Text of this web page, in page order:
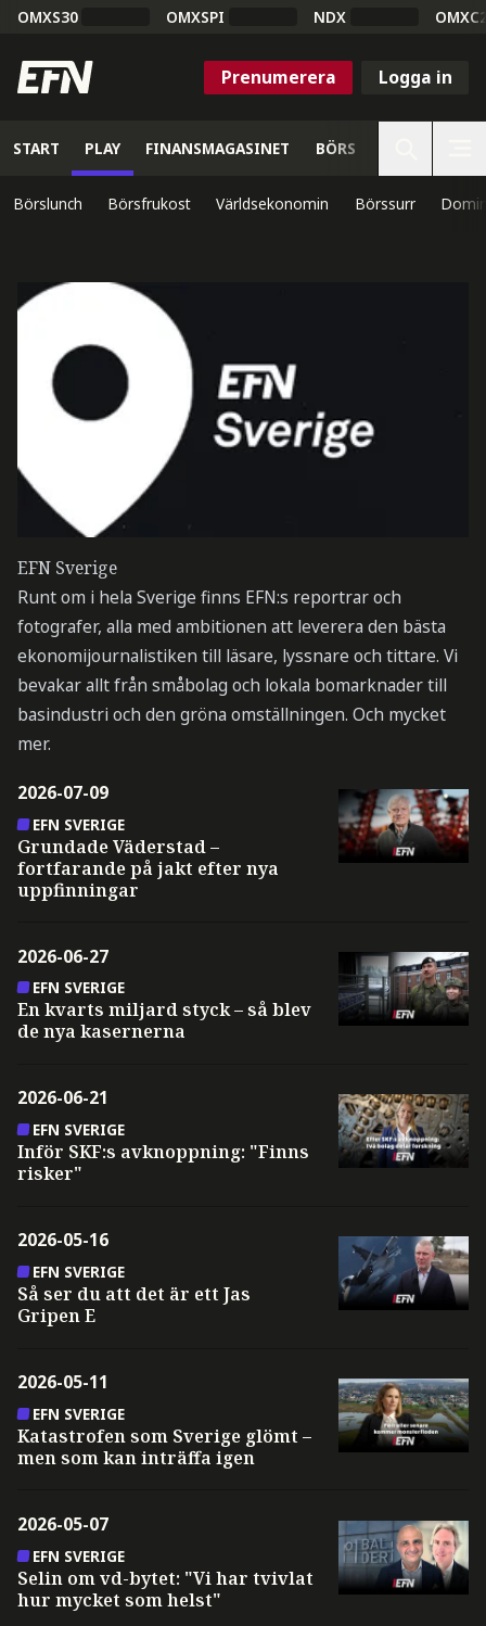
OMXS30 OMXSPI NDX
Prenumerera Logga in
START PLAY FINANSMAGASINET BÖRS
Börslunch Börsfrukost Världsekonomin Börssurr
EFN Sverige
Runt om i hela Sverige finns EFN:s reportrar och
fotografer, alla med ambitionen att leverera den bästa
ekonomijournalistiken till läsare, lyssnare och tittare. Vi
bevakar allt från småbolag och lokala bomarknader till
basindustri och den gröna omställningen. Och mycket
mer.
2026-07-09
EFN SVERIGE
Grundade Väderstad –
fortfarande på jakt efter nya
uppfinningar
2026-06-27
EFN SVERIGE
En kvarts miljard styck – så blev
de nya kasernerna
2026-06-21
EFN SVERIGE
Inför SKF:s avknoppning: "Finns
risker"
2026-05-16
EFN SVERIGE
Så ser du att det är ett Jas
Gripen E
2026-05-11
EFN SVERIGE
Katastrofen som Sverige glömt –
men som kan inträffa igen
2026-05-07
EFN SVERIGE
Selin om vd-bytet: "Vi har tvivlat
hur mycket som helst"